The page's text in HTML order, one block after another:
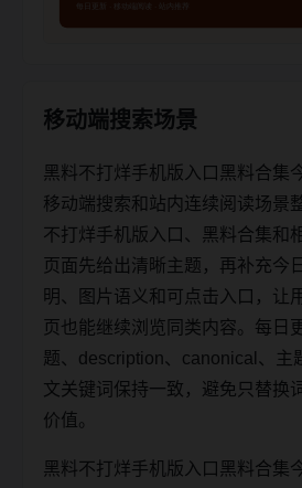
移动端搜索场景
黑料不打烊手机版入口黑料合集
移动端搜索和站内连续阅读场景
不打烊手机版入口、黑料合集和
页面先给出清晰主题，再补充今
明、图片语义和可点击入口，让
页也能继续浏览同类内容。每日
题、description、canonical、主
文关键词保持一致，避免只替换
价值。
黑料不打烊手机版入口黑料合集